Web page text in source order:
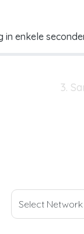
in enkele
3.